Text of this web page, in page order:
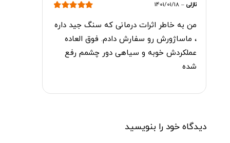
نازلی –
1401/01/18
من به خاطر اثرات درمانی که سنگ جید داره
، ماساژورش رو سفارش دادم. فوق العاده
عملکردش خوبه و سیاهی دور چشمم رفع
شده
دیدگاه خود را بنویسید